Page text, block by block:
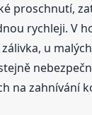
proschnutí,
rychleji. V
u
na zahnívání